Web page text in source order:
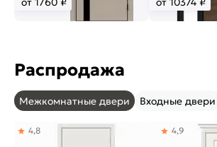
Распродажа
Межкомнатные двери Входные двери
4,8 4,9